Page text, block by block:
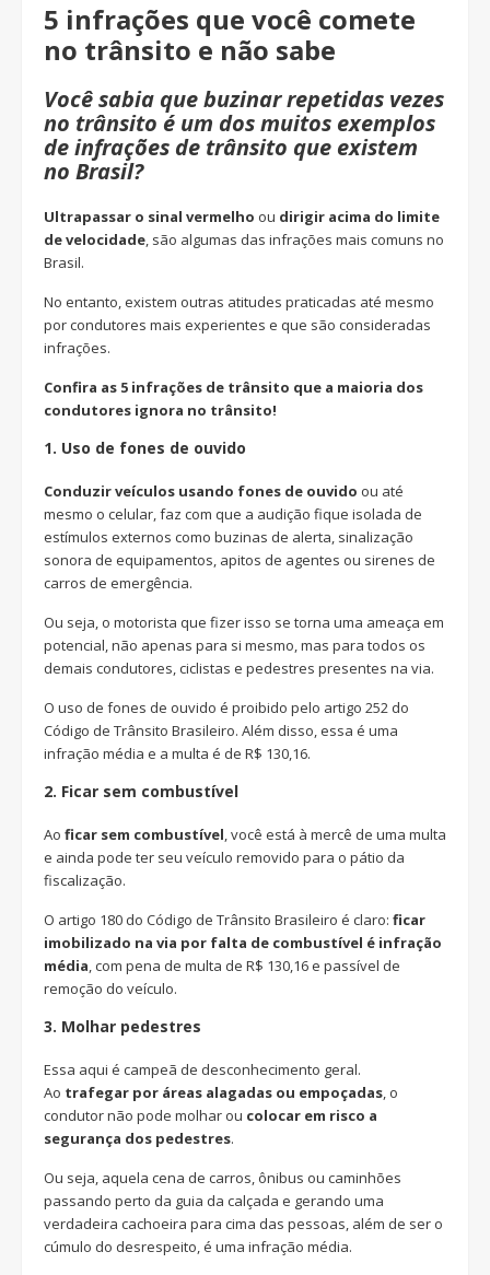
5 infrações que você comete
no trânsito e não sabe
Você sabia que buzinar repetidas vezes
no trânsito é um dos muitos exemplos
de infrações de trânsito que existem
no Brasil?
Ultrapassar o sinal vermelho ou dirigir acima do limite
de velocidade, são algumas das infrações mais comuns no
Brasil.
No entanto, existem outras atitudes praticadas até mesmo
por condutores mais experientes e que são consideradas
infrações.
Confira as 5 infrações de trânsito que a maioria dos
condutores ignora no trânsito!
1. Uso de fones de ouvido
Conduzir veículos usando fones de ouvido ou até
mesmo o celular, faz com que a audição fique isolada de
estímulos externos como buzinas de alerta, sinalização
sonora de equipamentos, apitos de agentes ou sirenes de
carros de emergência.
Ou seja, o motorista que fizer isso se torna uma ameaça em
potencial, não apenas para si mesmo, mas para todos os
demais condutores, ciclistas e pedestres presentes na via.
O uso de fones de ouvido é proibido pelo artigo 252 do
Código de Trânsito Brasileiro. Além disso, essa é uma
infração média e a multa é de R$ 130,16.
2. Ficar sem combustível
Ao ficar sem combustível, você está à mercê de uma multa
e ainda pode ter seu veículo removido para o pátio da
fiscalização.
O artigo 180 do Código de Trânsito Brasileiro é claro: ficar
imobilizado na via por falta de combustível é infração
média, com pena de multa de R$ 130,16 e passível de
remoção do veículo.
3. Molhar pedestres
Essa aqui é campeã de desconhecimento geral.
Ao trafegar por áreas alagadas ou empoçadas, o
condutor não pode molhar ou colocar em risco a
segurança dos pedestres.
Ou seja, aquela cena de carros, ônibus ou caminhões
passando perto da guia da calçada e gerando uma
verdadeira cachoeira para cima das pessoas, além de ser o
cúmulo do desrespeito, é uma infração média.